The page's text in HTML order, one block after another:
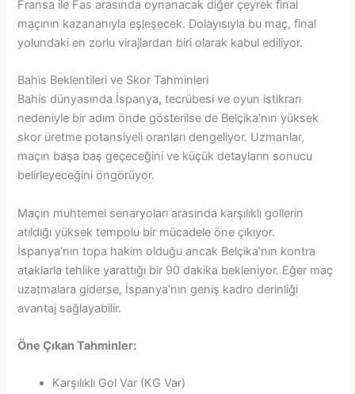
Fransa ile Fas arasında oynanacak diğer çeyrek final
maçının kazananıyla eşleşecek. Dolayısıyla bu maç, final
yolundaki en zorlu virajlardan biri olarak kabul ediliyor.
Bahis Beklentileri ve Skor Tahminleri
Bahis dünyasında İspanya, tecrübesi ve oyun istikrarı
nedeniyle bir adım önde gösterilse de Belçika’nın yüksek
skor üretme potansiyeli oranları dengeliyor. Uzmanlar,
maçın başa baş geçeceğini ve küçük detayların sonucu
belirleyeceğini öngörüyor.
Maçın muhtemel senaryoları arasında karşılıklı gollerin
atıldığı yüksek tempolu bir mücadele öne çıkıyor.
İspanya’nın topa hakim olduğu ancak Belçika’nın kontra
ataklarla tehlike yarattığı bir 90 dakika bekleniyor. Eğer maç
uzatmalara giderse, İspanya’nın geniş kadro derinliği
avantaj sağlayabilir.
Öne Çıkan Tahminler:
Karşılıklı Gol Var (KG Var)